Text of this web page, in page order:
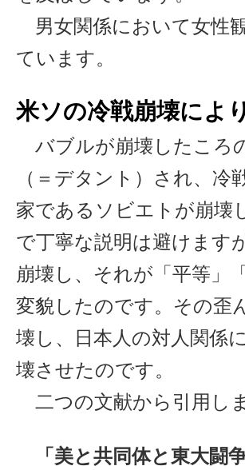
男女関係において女性
ています。
米ソの冷戦崩壊によ
バブルが崩壊したころ
（＝デタント）され、
家であるソビエトが崩壊
で丁寧な説明は避けます
崩壊し、それが「平等」
変貌したのです。その歪
壊し、日本人の対人関係
壊させたのです。
二つの文献から引用しま
「美と共同体と東大闘